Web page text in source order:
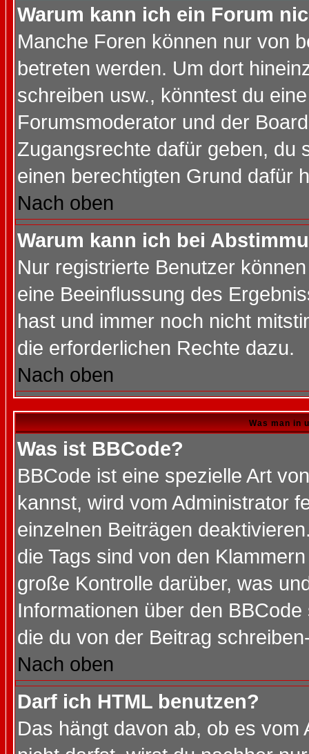
Warum kann ich ein Forum
Manche Foren können nur von
betreten werden. Um dort
schreiben usw., könntest du
Forumsmoderator und der
Zugangsrechte dafür geben, du
einen berechtigten Grund dafür
Nach oben
Warum kann ich bei
Nur registrierte Benutzer
eine Beeinflussung des
hast und immer noch nicht
die erforderlichen Rechte dazu.
Nach oben
Was man in
Was ist BBCode?
BBCode ist eine spezielle Art
kannst, wird vom Administrator
einzelnen Beiträgen
die Tags sind von den
große Kontrolle darüber, was
Informationen über den
die du von der Beitrag
Nach oben
Darf ich HTML benutzen?
Das hängt davon ab, ob es